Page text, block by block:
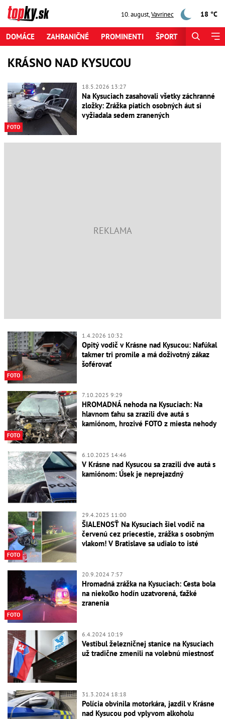
10. august,Vavrinec 18 °C
DOMÁCE ZAHRANIČNÉ PROMINENTI ŠPORT
KRÁSNO NAD KYSUCOU
FOTO
18.5.2026 13:27
Na Kysuciach zasahovali všetky záchranné
zložky: Zrážka piatich osobných áut si
vyžiadala sedem zranených
FOTO
1.4.2026 10:32
Opitý vodič v Krásne nad Kysucou: Nafúkal
takmer tri promile a má doživotný zákaz
šoférovať
FOTO
7.10.2025 9:29
HROMADNÁ nehoda na Kysuciach: Na
hlavnom ťahu sa zrazili dve autá s
kamiónom, hrozivé FOTO z miesta nehody
6.10.2025 14:46
V Krásne nad Kysucou sa zrazili dve autá s
kamiónom: Úsek je neprejazdný
FOTO
29.4.2025 11:00
ŠIALENOSŤ Na Kysuciach šiel vodič na
červenú cez priecestie, zrážka s osobným
vlakom! V Bratislave sa udialo to isté
FOTO
20.9.2024 7:57
Hromadná zrážka na Kysuciach: Cesta bola
na niekoľko hodín uzatvorená, ťažké
zranenia
6.4.2024 10:19
Vestibul železničnej stanice na Kysuciach
už tradične zmenili na volebnú miestnosť
31.3.2024 18:18
Polícia obvinila motorkára, jazdil v Krásne
nad Kysucou pod vplyvom alkoholu